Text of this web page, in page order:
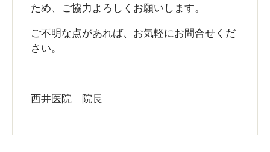
ため、ご協力よろしくお願いします。
ご不明な点があれば、お気軽にお問合せくだ
さい。
西井医院 院長